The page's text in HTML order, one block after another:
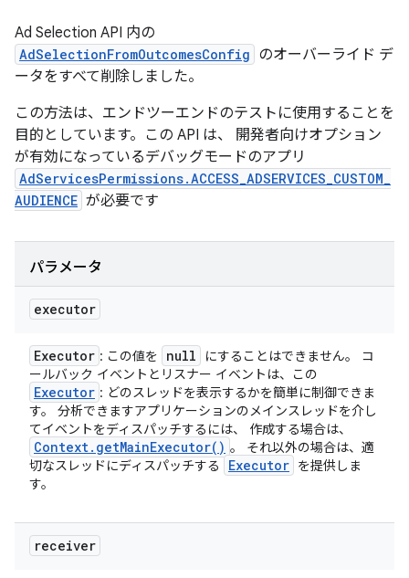
Ad Selection API 内の
AdSelectionFromOutcomesConfig のオーバーライド デ
ータをすべて削除しました。
この方法は、エンドツーエンドのテストに使用することを
目的としています。この API は、 開発者向けオプション
が有効になっているデバッグモードのアプリ
AdServicesPermissions.ACCESS_ADSERVICES_CUSTOM_
AUDIENCE が必要です
パラメータ
executor
Executor : この値を null
にすることはできません。 コ
ールバック イベントとリスナー イベントは、この
Executor : どのスレッドを表示するかを簡単に制御できま
す。 分析できますアプリケーションのメインスレッドを介し
てイベントをディスパッチするには、 作成する場合は、
Context. getMainExecutor( ) 。 それ以外の場合は、適
切なスレッドにディスパッチする
Executor を提供しま
す。
receiver